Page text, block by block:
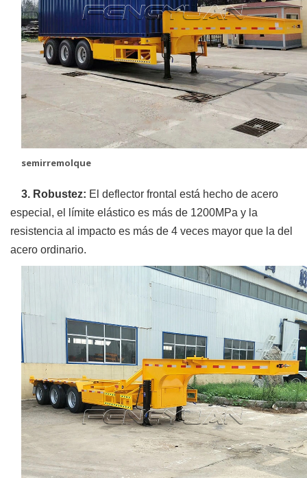
semirremolque
3. Robustez: El deflector frontal está hecho de acero
especial, el límite elástico es más de 1200MPa y la
resistencia al impacto es más de 4 veces mayor que la del
acero ordinario.